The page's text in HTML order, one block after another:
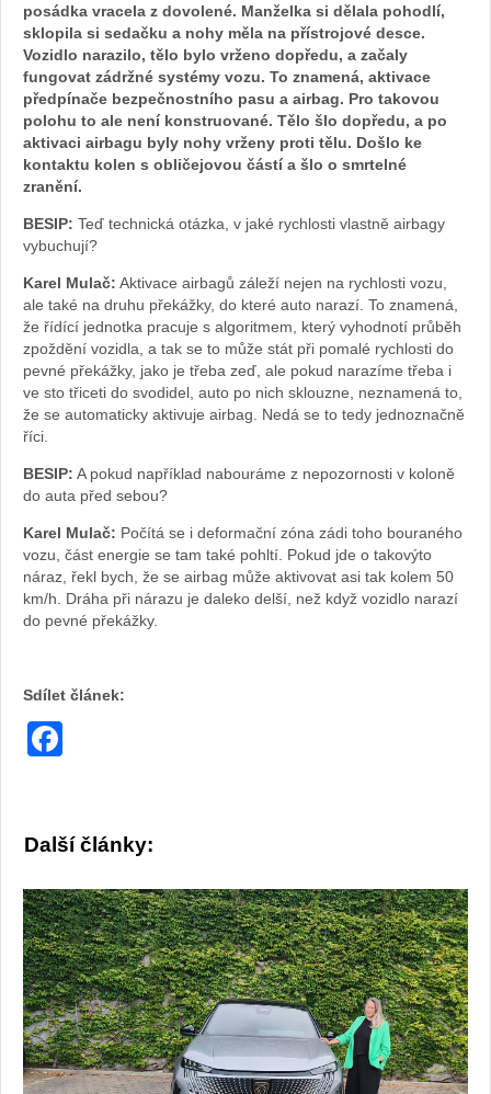
posádka vracela z dovolené. Manželka si dělala pohodlí,
sklopila si sedačku a nohy měla na přístrojové desce.
Vozidlo narazilo, tělo bylo vrženo dopředu, a začaly
fungovat zádržné systémy vozu. To znamená, aktivace
předpínače bezpečnostního pasu a airbag. Pro takovou
polohu to ale není konstruované. Tělo šlo dopředu, a po
aktivaci airbagu byly nohy vrženy proti tělu. Došlo ke
kontaktu kolen s obličejovou částí a šlo o smrtelné
zranění.
BESIP: Teď technická otázka, v jaké rychlosti vlastně airbagy
vybuchují?
Karel Mulač: Aktivace airbagů záleží nejen na rychlosti vozu,
ale také na druhu překážky, do které auto narazí. To znamená,
že řídící jednotka pracuje s algoritmem, který vyhodnotí průběh
zpoždění vozidla, a tak se to může stát při pomalé rychlosti do
pevné překážky, jako je třeba zeď, ale pokud narazíme třeba i
ve sto třiceti do svodidel, auto po nich sklouzne, neznamená to,
že se automaticky aktivuje airbag. Nedá se to tedy jednoznačně
říci.
BESIP: A pokud například nabouráme z nepozornosti v koloně
do auta před sebou?
Karel Mulač: Počítá se i deformační zóna zádi toho bouraného
vozu, část energie se tam také pohltí. Pokud jde o takovýto
náraz, řekl bych, že se airbag může aktivovat asi tak kolem 50
km/h. Dráha při nárazu je daleko delší, než když vozidlo narazí
do pevné překážky.
Sdílet článek:
Další články: